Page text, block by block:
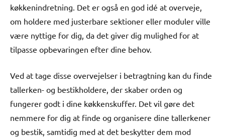
køkkenindretning. Det er også en god idé at overveje,
om holdere med justerbare sektioner eller moduler ville
være nyttige for dig, da det giver dig mulighed for at
tilpasse opbevaringen efter dine behov.
Ved at tage disse overvejelser i betragtning kan du finde
tallerken- og bestikholdere, der skaber orden og
fungerer godt i dine køkkenskuffer. Det vil gøre det
nemmere for dig at finde og organisere dine tallerkener
og bestik, samtidig med at det beskytter dem mod